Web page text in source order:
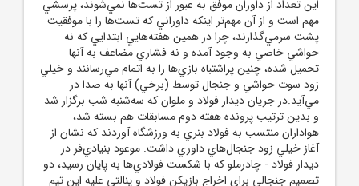
اين تعداد از داوران موفق به عبور از تست‌ها نمي‌شوند، پرسشي
مهم است و از آن مهم‌تر اينکه داوراني که تست‌ها را با موفقيت
پشت سرمي‌گذارند، چرا در همين هفته‌هايي ابتدايي که نه
حواشي خاصي به وجود آمده و نه فشاري مضاعف به آنها
تحميل شده، چنين پراشتباه بازي‌ها را به اتمام مي‌رسانند و خيلي
زود سوت حواشي و جنجال توسط (برخي) آنها به صدا در
مي‌آيد.در جريان ديدار فولاد و ملوان که سه‌شنبه شب برگزار شد
و بدين ترتيب پرونده هفته دوم مسابقات هم بسته شد،
هواداران منتسب به فولاد بنري به ورزشگاه آوردند که نشان از
آغاز خيلي زود جنجال‌هاي داوري داشت. موعود بنيادي‌فر در
ديدار فولاد - چادرملو که با شکست فولادي‌ها به پايان رسيد، دو
تصميم جنجالي براي اخراج بازيکن فولاد و پنالتي عليه اين تيم